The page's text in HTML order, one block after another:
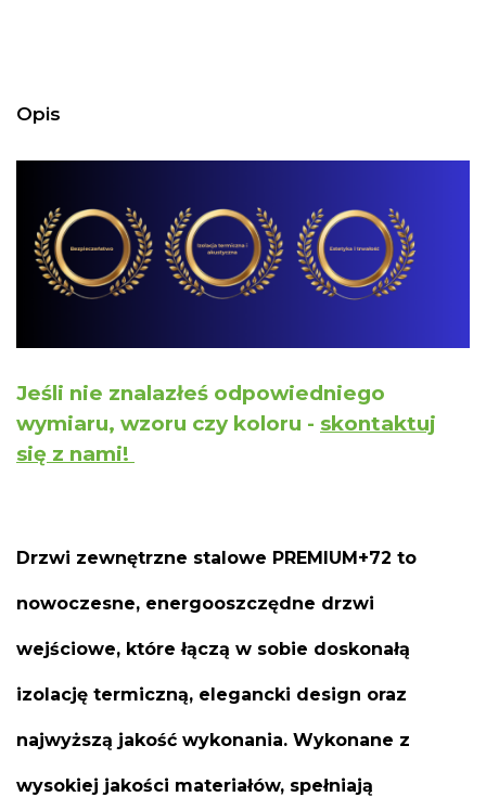
Opis
Jeśli nie znalazłeś odpowiedniego
wymiaru, wzoru czy koloru - skontaktuj
się z nami!
Drzwi zewnętrzne stalowe PREMIUM+72 to
nowoczesne, energooszczędne drzwi
wejściowe, które łączą w sobie doskonałą
izolację termiczną, elegancki design oraz
najwyższą jakość wykonania. Wykonane z
wysokiej jakości materiałów, spełniają